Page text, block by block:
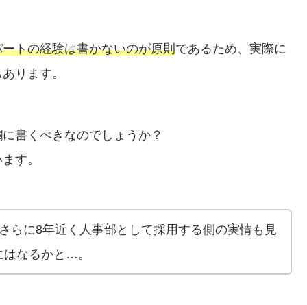
トの経験は書かないのが原則であるため、実際に
ります。
書くべきなのでしょうか？
す。
らに8年近く人事部として採用する側の実情も見
なるかと…。